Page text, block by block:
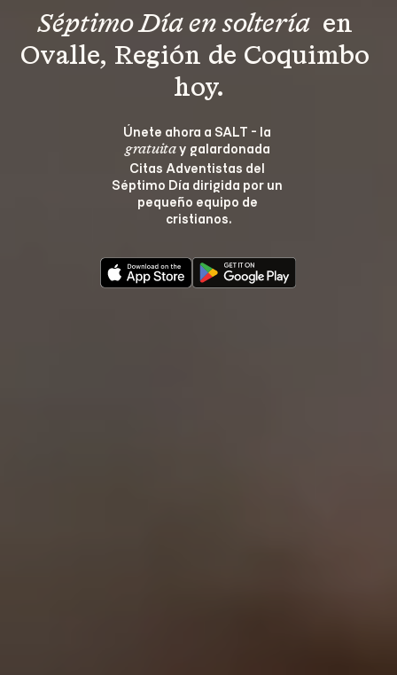
Séptimo Día en soltería en
Ovalle, Región de Coquimbo
hoy.
Únete ahora a SALT - la
gratuita y galardonada
Citas Adventistas del
Séptimo Día dirigida por un
pequeño equipo de
cristianos.